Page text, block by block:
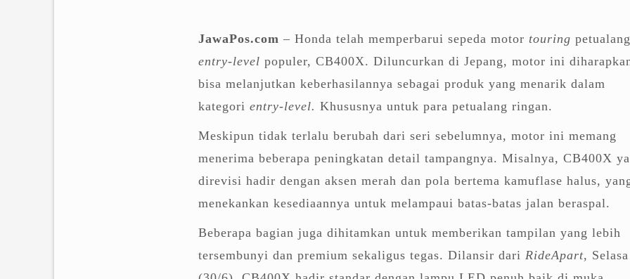
JawaPos.com – Honda telah memperbarui sepeda motor touring petualang
entry-level populer, CB400X. Diluncurkan di Jepang, motor ini
bisa melanjutkan keberhasilannya sebagai produk yang menarik dalam
kategori entry-level. Khususnya untuk para petualang ringan.
Meskipun tidak terlalu berubah dari seri sebelumnya, motor ini memang
menerima beberapa peningkatan detail tampangnya. Misalnya, CB400X
direvisi hadir dengan aksen merah dan pola bertema kamuflase halus,
menekankan kesediaannya untuk melampaui batas-batas jalan beraspal.
Beberapa bagian juga dihitamkan untuk memberikan tampilan yang lebih
tersembunyi dan premium sekaligus tegas. Dilansir dari RideApart, Selasa